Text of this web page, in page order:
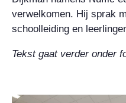
verwelkomen. Hij sprak
schoolleiding en
Tekst gaat verder onder